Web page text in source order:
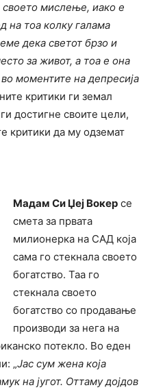
своето мислење, иако е
на тоа колку галама
дека светот брзо и
за живот, а тоа е она
моментите на депресија
критики ги земал
достигне своите цели,
критики да му одземат
Мадам Си Џеј Вокер се
смета за првата
милионерка на САД која
сама го стекнала своето
богатство. Таа го
стекнала своето
богатство со продавање
производи за нега на
потекло. Во еден
„Јас сум жена која
на југот. Оттаму дојдов